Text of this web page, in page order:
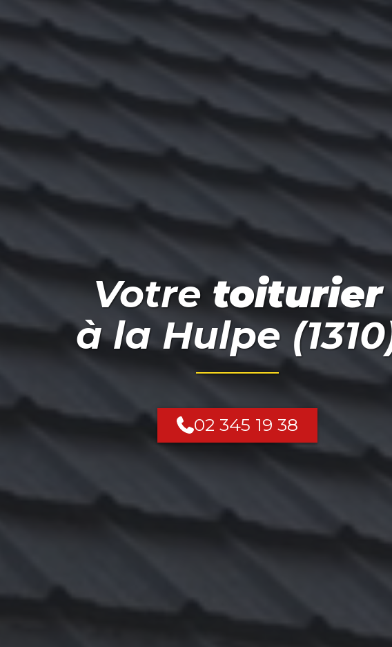
Votre toiturier
àla Hulpe
02 345 19 38